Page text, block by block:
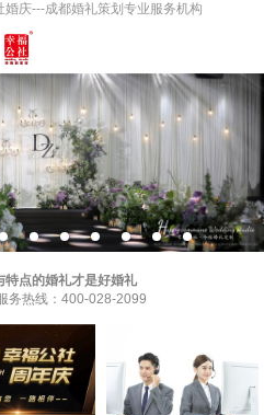
庆---成都婚礼策划专业服务机构
特点的婚礼才是好婚礼
务热线：400-028-2099